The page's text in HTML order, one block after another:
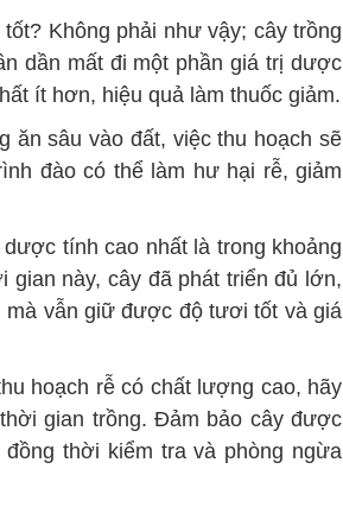
Không phải như vậy; cây trồng
dần mất đi một phần giá trị dược
ít hơn, hiệu quả làm thuốc giảm.
ăn sâu vào đất, việc thu hoạch sẽ
đào có thể làm hư hại rễ, giảm
tính cao nhất là trong khoảng
gian này, cây đã phát triển đủ lớn,
mà vẫn giữ được độ tươi tốt và giá
hoạch rễ có chất lượng cao, hãy
gian trồng. Đảm bảo cây được
thời kiểm tra và phòng ngừa